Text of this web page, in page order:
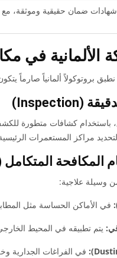
شهادات ضمان حقيقية وموثقة،
الألمانية في
بروتوكولاً ألمانياً صارماً
باستخدام كشافات متطورة
مراكز المستعمرات
وسيلة علاجية:
في الأماكن الحساسة مثل
يتم تطبيقه في المحيط
في الفراغات الجدارية